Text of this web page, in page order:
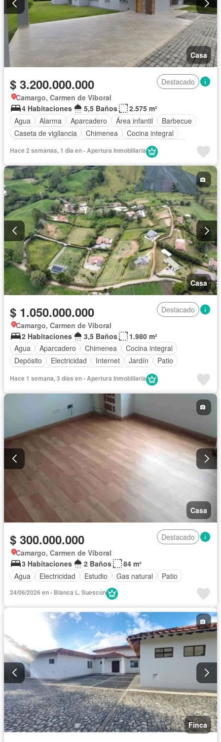
Casa
$ 3.200.000.000
Destacado
Camargo, Carmen de Viboral
4 Habitaciones
5,5 Baños
2.575 m²
Agua
Alarma Aparcadero Área infantil
Barbecue
Caseta de vigilancia
Chimenea
Cocina integral
Electricidad
Estudio
Vigilante
Seguridad privada
Tanque de agua Terraza Wifi
Hace 2 semanas, 1 día en - Apertura Inmobiliaria
Casa
$ 1.050.000.000
Destacado
Camargo, Carmen de Viboral
2 Habitaciones
3,5 Baños
1.980 m²
Agua
Aparcadero Chimenea
Cocina integral
Depósito
Electricidad Internet Jardín
Patio
Wifi
Hace 1 semana, 3 días en - Apertura Inmobiliaria
Casa
$ 300.000.000
Destacado
Camargo, Carmen de Viboral
3 Habitaciones
2 Baños
84 m²
Agua
Electricidad Estudio Gas natural Patio
24/06/2026 en - Blanca L. Suescún
Finca